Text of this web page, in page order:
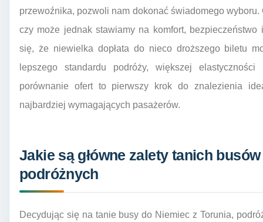
przewoźnika, pozwoli nam dokonać świadomego
czy może jednak stawiamy na komfort,
się, że niewielka dopłata do nieco droższego biletu
lepszego standardu podróży, większej
porównanie ofert to pierwszy krok do znalezienia
najbardziej wymagających pasażerów.
Jakie są główne zalety tanich
podróżnych
Decydując się na tanie busy do Niemiec z Torunia,